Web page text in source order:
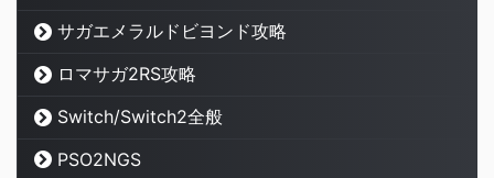
サガエメラルドビヨンド攻略
ロマサガ2RS攻略
Switch/Switch2全般
PSO2NGS